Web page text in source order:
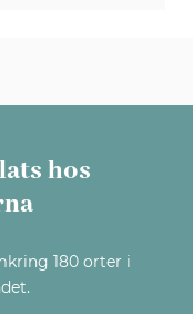
hos
180 orter i